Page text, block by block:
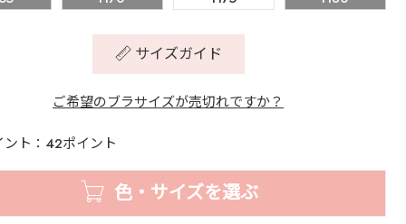
サイズガイド
ご希望のブラサイズが売切れですか？
ント：42ポイント
色・サイズを選ぶ